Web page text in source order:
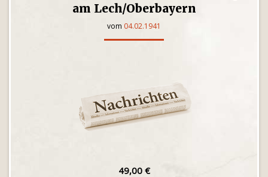
am Lech/Oberbayern
vom 04.02.1941
49,00 €